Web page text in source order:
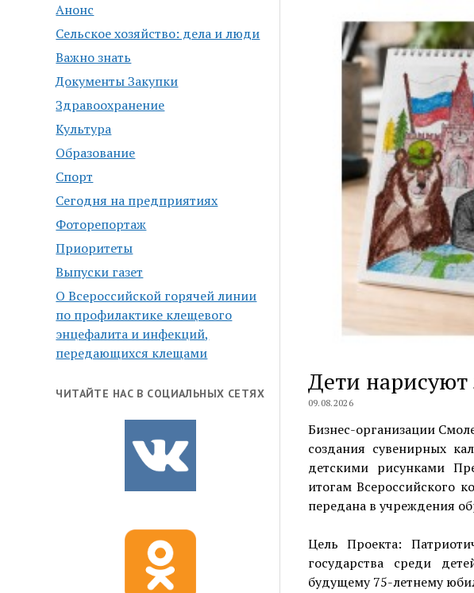
Анонс
Сельское хозяйство: дела и люди
Важно знать
Документы Закупки
Здравоохранение
Культура
Образование
Спорт
Сегодня на предприятиях
Фоторепортаж
Приоритеты
Выпуски газет
О Всероссийской горячей линии
по профилактике клещевого
энцефалита и инфекций,
передающихся клещами
ЧИТАЙТЕ НАС В СОЦИАЛЬНЫХ СЕТЯХ Дети нарисуют
09.08.2026
Бизнес-организации
создания сувенирных
детскими рисунками
итогам
передана в учреждения
Цель Проекта:
государства среди
будущему 75-летнему